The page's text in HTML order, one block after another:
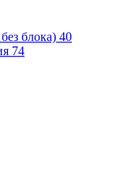
блока) 40
74